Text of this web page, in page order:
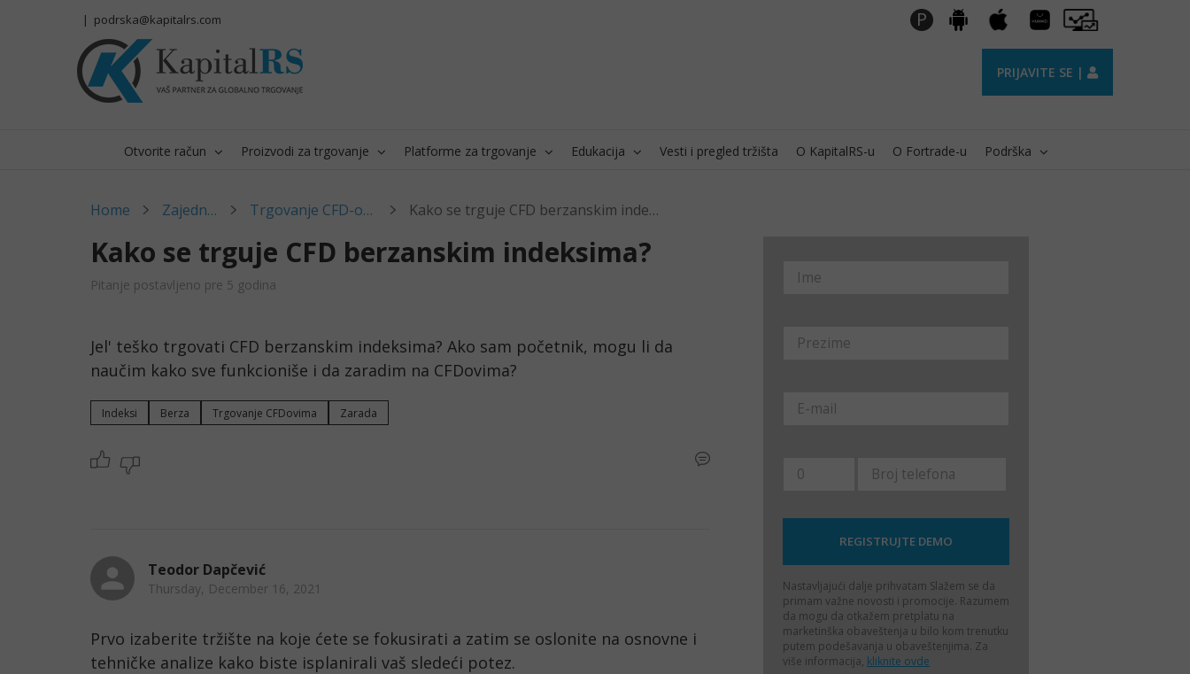
| podrska@kapitalrs.com P Android Apple
Huawei
AppGallery
Pro
Trader
PRIJAVITE SE |
Otvorite račun Proizvodi za trgovanje Platforme za trgovanje Edukacija Vesti i pregled tržišta O KapitalRS-u O Fortrade-u Podrška
Home Zajednica Trgovanje CFD-ovima Kako se trguje CFD berzanskim indeksima?
Kako se trguje CFD berzanskim indeksima?
Pitanje postavljeno pre 5 godina
Jel' teško trgovati CFD berzanskim indeksima? Ako sam početnik, mogu li da
naučim kako sve funkcioniše i da zaradim na CFDovima?
Indeksi Berza Trgovanje CFDovima Zarada
Teodor Dapčević
Thursday, December 16, 2021
Prvo izaberite tržište na koje ćete se fokusirati a zatim se oslonite na osnovne i
tehničke analize kako biste isplanirali vaš sledeći potez.
Nastavljajući dalje prihvatam Slažem se da
primam važne novosti i promocije. Razumem
da mogu da otkažem pretplatu na
marketinška obaveštenja u bilo kom trenutku
putem podešavanja u obaveštenjima. Za
više informacija, kliknite ovde